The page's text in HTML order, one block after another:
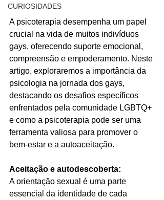
CURIOSIDADES
A psicoterapia desempenha um papel
crucial na vida de muitos indivíduos
gays, oferecendo suporte emocional,
compreensão e empoderamento. Neste
artigo, exploraremos a importância da
psicologia na jornada dos gays,
destacando os desafios específicos
enfrentados pela comunidade LGBTQ+
e como a psicoterapia pode ser uma
ferramenta valiosa para promover o
bem-estar e a autoaceitação.
Aceitação e autodescoberta:
A orientação sexual é uma parte
essencial da identidade de cada